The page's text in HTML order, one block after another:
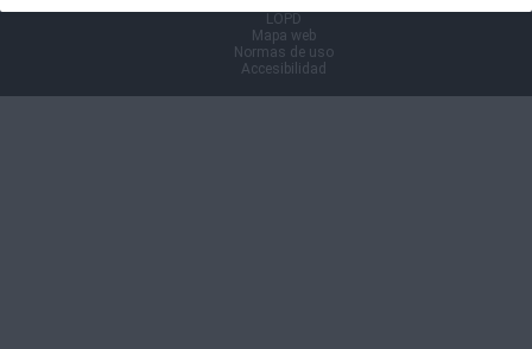
LOPD
Mapa web
Normas de uso
Accesibilidad